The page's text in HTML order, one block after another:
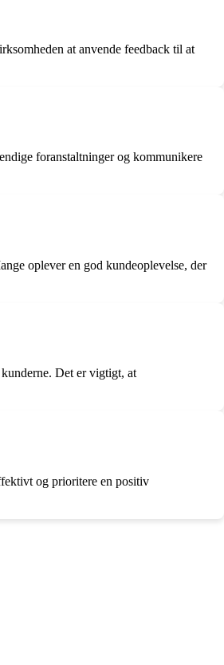
at anvende feedback til at
foranstaltninger og kommunikere
oplever en god kundeoplevelse, der
Det er vigtigt, at
og prioritere en positiv